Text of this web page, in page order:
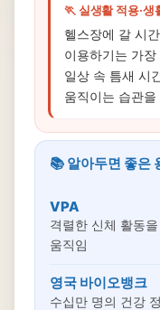
🏃 실생활 적용·생
헬스장에 갈 시
이용하기는 가
일상 속 틈새 시
움직이는 습관
📚 알아두면 좋은
VPA
격렬한 신체 활동
움직임
영국 바이오뱅크
수십만 명의 건강